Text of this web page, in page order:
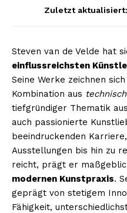
Zuletzt aktualisiert:
Steven van de Velde hat
einflussreichsten
Seine Werke zeichnen
Kombination aus
tiefgründiger Thematik
auch passionierte
beeindruckenden
Ausstellungen bis hin zu
reicht, prägt er
modernen Kunstpraxis.
geprägt von stetigem
Fähigkeit,